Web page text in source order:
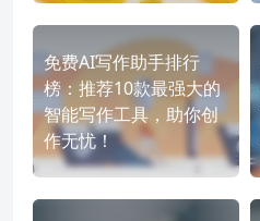
免费AI写作助手排行
榜：推荐10款最强大的
智能写作工具，助你创
作无忧！